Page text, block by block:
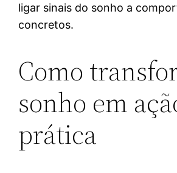
ligar sinais do sonho a
concretos.
Como
sonho em
prática